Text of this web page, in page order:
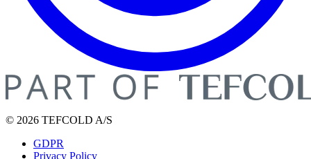
© 2026 TEFCOLD A/S
GDPR
Privacy Policy